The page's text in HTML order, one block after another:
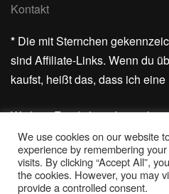
Kontakt
* Die mit Sternchen
sind Affiliate-Links. Wenn du
kaufst, heißt das, dass ich
Wichtig: Für dich ändert sich
gleich.
Vielen Dank für deine
We use cookies on our website
experience by remembering
visits. By clicking “Accept All”,
the cookies. However, you may
provide a controlled consent.